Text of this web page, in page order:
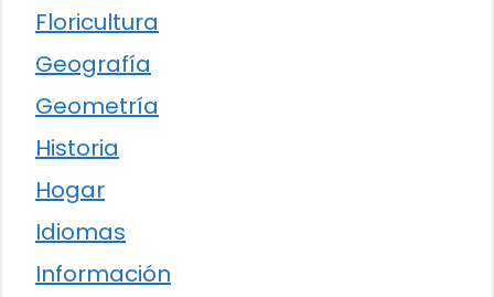
Floricultura
Geografía
Geometría
Historia
Hogar
Idiomas
Información